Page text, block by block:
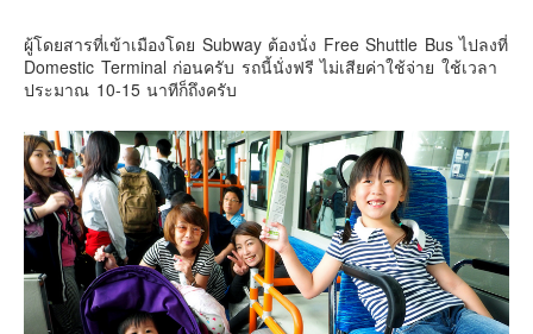
ผู้โดยสารที่เข้าเมืองโดย Subway ต้องนั่ง Free Shuttle Bus ไปลงที่
Domestic Terminal ก่อนครับ รถนี้นั่งฟรี ไม่เสียค่าใช้จ่าย ใช้เวลา
ประมาณ 10-15 นาทีก็ถึงครับ